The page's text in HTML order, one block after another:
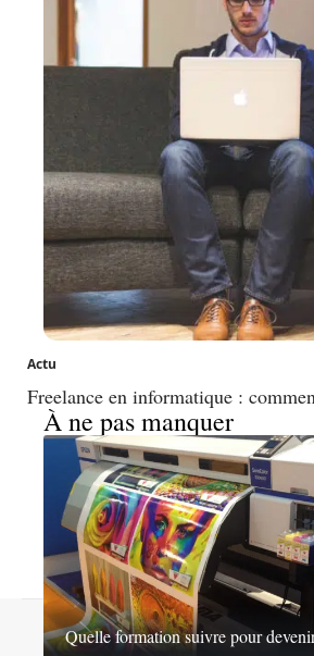
Actu
Freelance en informatique :
À ne pas manquer
Quelle formation suivre pour
Contact Mentions légales